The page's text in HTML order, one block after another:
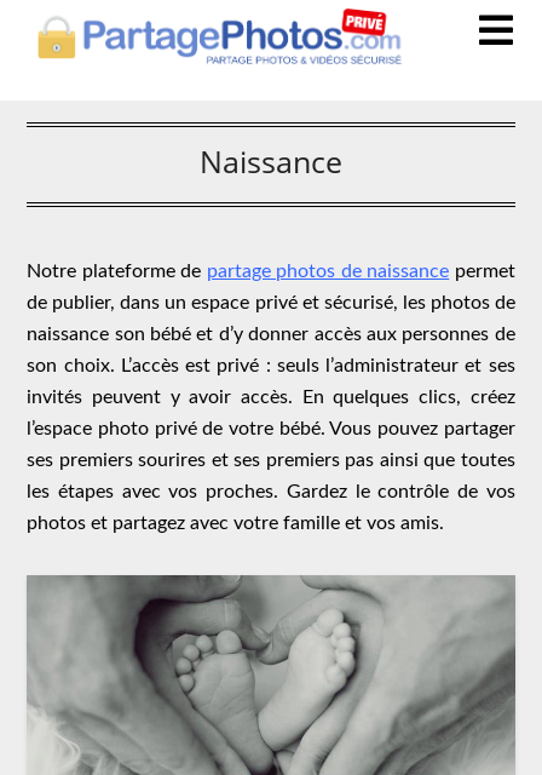
Naissance
Notre plateforme de partage photos de naissance permet
de publier, dans un espace privé et sécurisé, les photos de
naissance son bébé et d’y donner accès aux personnes de
son choix. L’accès est privé : seuls l’administrateur et ses
invités peuvent y avoir accès. En quelques clics, créez
l’espace photo privé de votre bébé. Vous pouvez partager
ses premiers sourires et ses premiers pas ainsi que toutes
les étapes avec vos proches. Gardez le contrôle de vos
photos et partagez avec votre famille et vos amis.